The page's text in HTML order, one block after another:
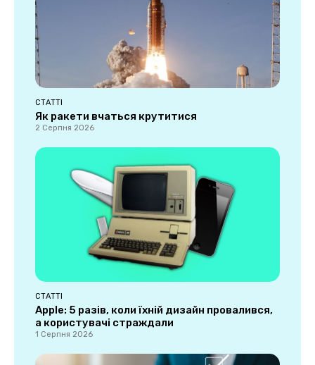
СТАТТІ
Як ракети вчаться крутитися
2 Серпня 2026
СТАТТІ
Apple: 5 разів, коли їхній дизайн провалився,
а користувачі страждали
1 Серпня 2026